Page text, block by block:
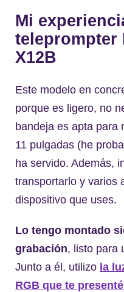
Mi
teleprompter
X12B
Este modelo en
porque es ligero, no
bandeja es apta para
11 pulgadas (he
ha servido. Además,
transportarlo y varios
dispositivo que uses.
Lo tengo montado
grabación, listo para
Junto a él, utilizo la
RGB que te